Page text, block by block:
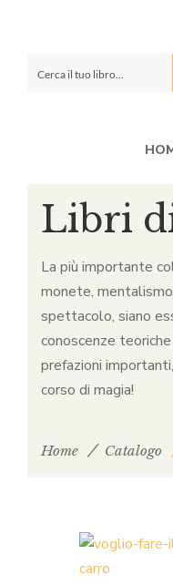
Libri
La più importante
monete,
spettacolo, siano
conoscenze
prefazioni
corso di magia!
Home Catalogo